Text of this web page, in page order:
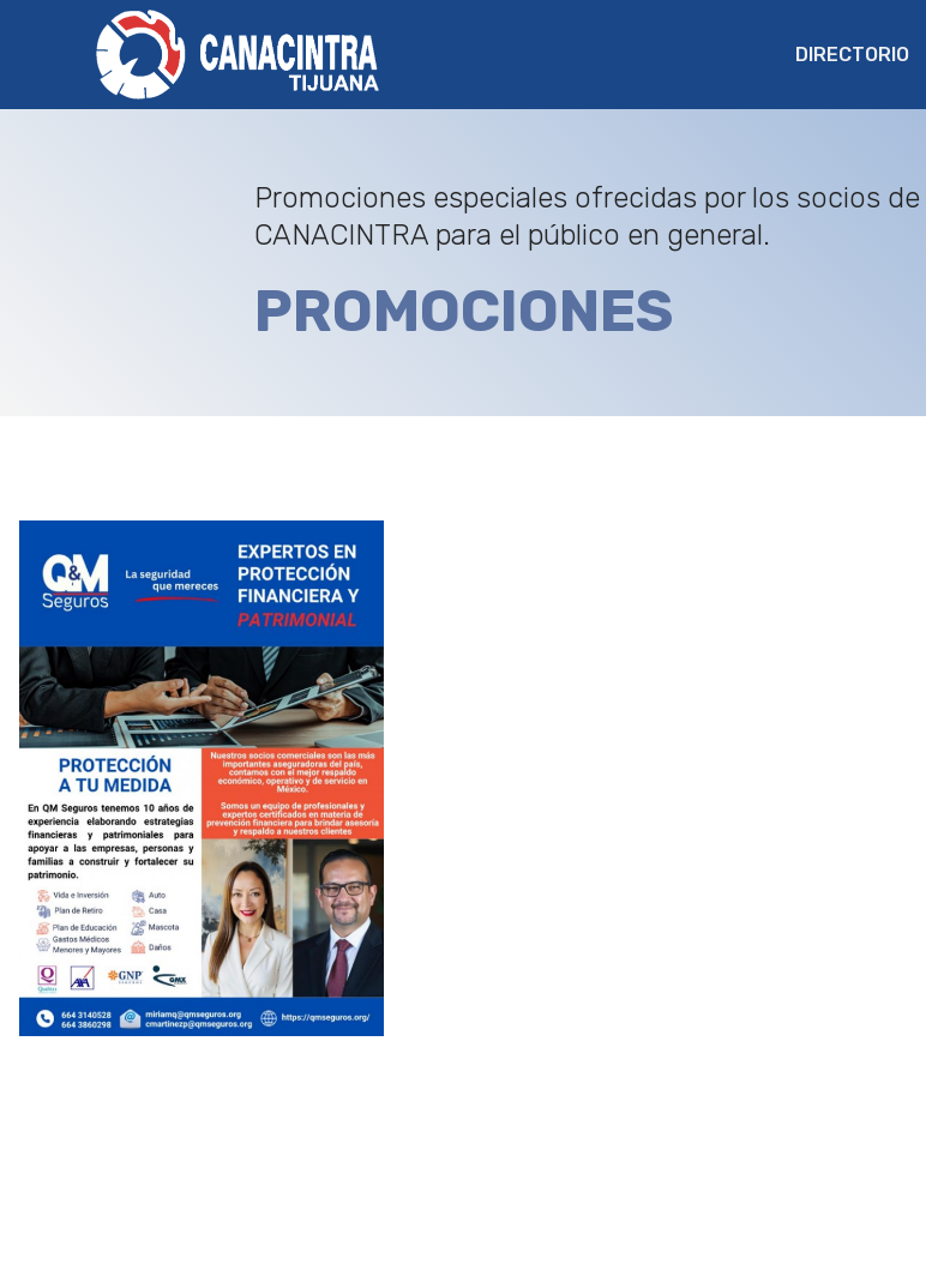
DIRECTORIO
Promociones especiales ofrecidas por los socios de
CANACINTRA para el público en general.
PROMOCIONES